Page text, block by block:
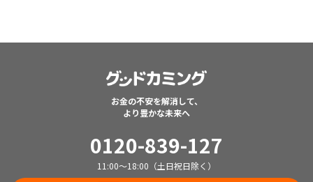
お金の不安を解消して、
より豊かな未来へ
0120-839-127
11:00～18:00（土日祝日除く）